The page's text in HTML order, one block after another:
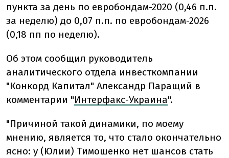
пункта за день по евробондам-2020 (0,46 п.п.
за неделю) до 0,07 п.п. по евробондам-2026
(0,18 пп по неделю).
Об этом сообщил руководитель
аналитического отдела инвесткомпании
"Конкорд Капитал" Александр Паращий в
комментарии "Интерфакс-Украина".
"Причиной такой динамики, по моему
мнению, является то, что стало окончательно
ясно: у (Юлии) Тимошенко нет шансов стать